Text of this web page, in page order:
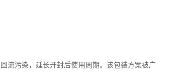
污染，延长开封后使用周期。该包装方案被广